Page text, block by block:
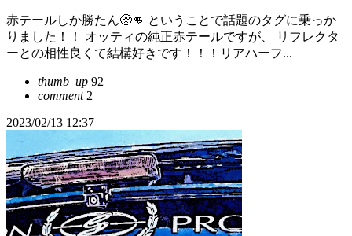
赤テールしか勝たん🥺👊 ということで話題のタグに乗っか
りました！！ オッティの純正赤テールですが、 リフレクタ
ーとの相性良くて結構好きです！！！リアハーフ...
thumb_up 92
comment2
2023/02/13 12:37